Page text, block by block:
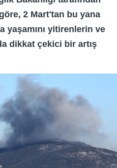
2 Mart'tan bu yana
yaşamını yitirenlerin ve
dikkat çekici bir artış